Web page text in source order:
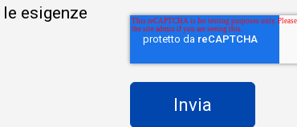
esigenze